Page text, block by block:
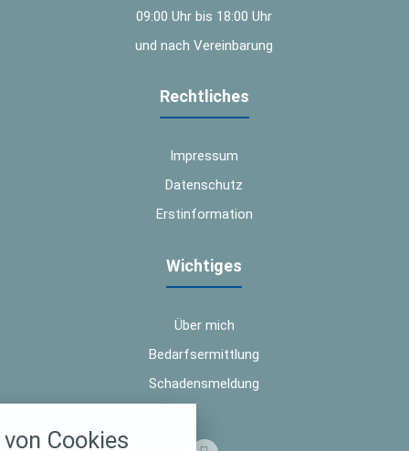
09:00 Uhr bis 18:00 Uhr
und nach Vereinbarung
Rechtliches
Impressum
Datenschutz
Erstinformation
Wichtiges
Über mich
Bedarfsermittlung
Schadensmeldung
Cookies
alle verwendeten Cookies und